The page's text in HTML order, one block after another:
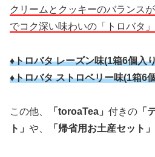
クリームとクッキーのバランス
でコク深い味わいの「トロバタ」
♦トロバタ レーズン味(1箱6個入
♦トロバタ ストロベリー味(1箱6
この他、 「toroaTea」 付きの 「
ト」 や、 「帰省用お土産セット」